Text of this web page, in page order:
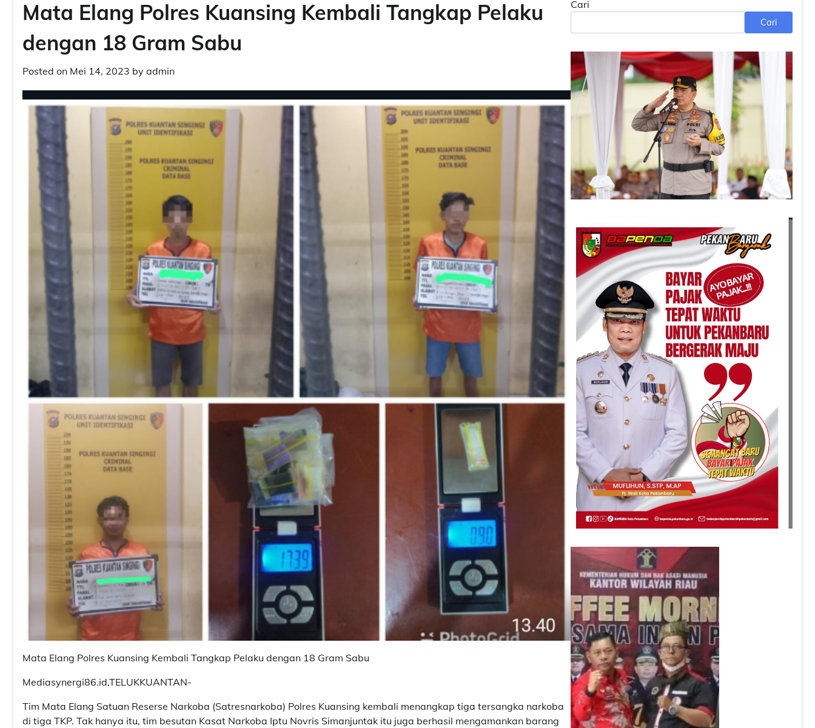
Mata Elang Polres Kuansing Kembali Tangkap Pelaku
dengan 18 Gram Sabu
Posted on Mei 14, 2023 by admin
Mata Elang Polres Kuansing Kembali Tangkap Pelaku dengan 18 Gram Sabu
Mediasynergi86.id,TELUKKUANTAN-
Tim Mata Elang Satuan Reserse Narkoba (Satresnarkoba) Polres Kuansing kembali menangkap tiga tersangka narkoba
di tiga TKP. Tak hanya itu, tim besutan Kasat Narkoba Iptu Novris Simanjuntak itu juga berhasil mengamankan barang
Cari
Cari